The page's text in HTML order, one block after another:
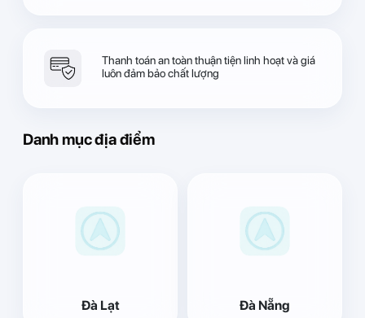
Thanh toán an toàn thuận tiện linh hoạt và giá
luôn đảm bảo chất lượng
Danh mục địa điểm
Đà Lạt Đà Nẵng